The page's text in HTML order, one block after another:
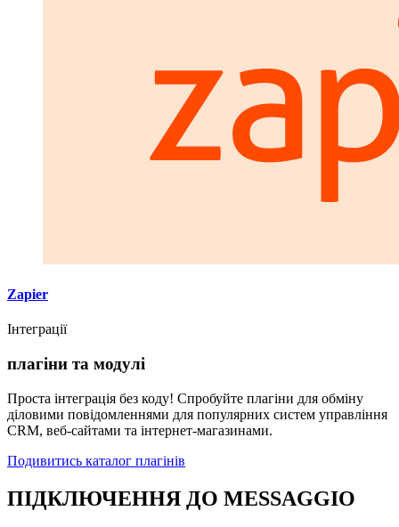
Zapier
Інтеграції
плагіни та модулі
Проста інтеграція без коду! Спробуйте плагіни для обміну
діловими повідомленнями для популярних систем управління
CRM, веб-сайтами та інтернет-магазинами.
Подивитись каталог плагінів
ПІДКЛЮЧЕННЯ ДО MESSAGGIO